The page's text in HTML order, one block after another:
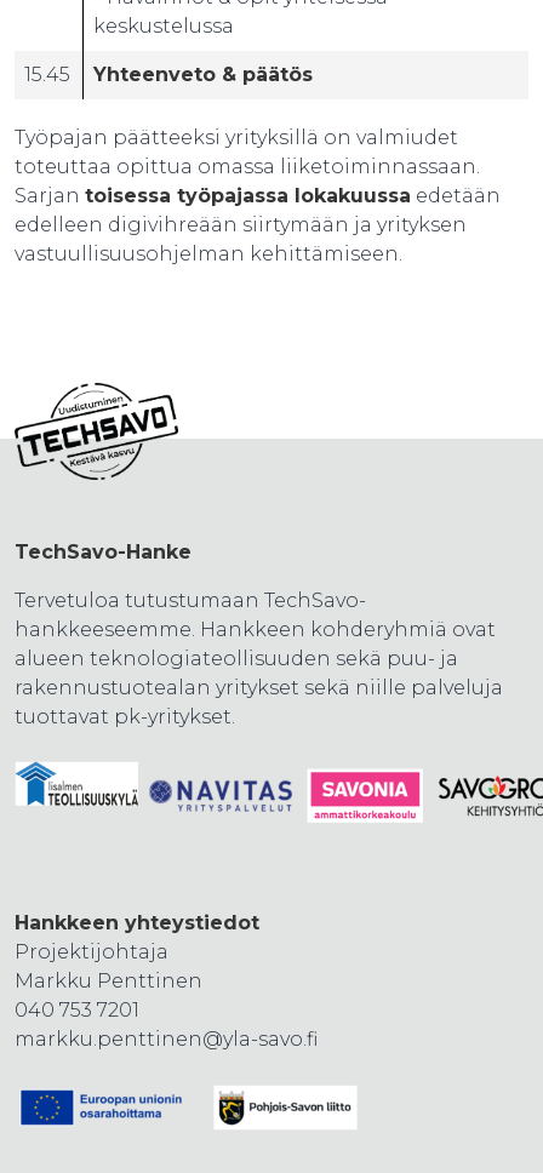
keskustelussa
15.45 Yhteenveto & päätös
Työpajan päätteeksi yrityksillä on valmiudet
toteuttaa opittua omassa liiketoiminnassaan.
Sarjan toisessa työpajassa lokakuussa edetään
edelleen digivihreään siirtymään ja yrityksen
vastuullisuusohjelman kehittämiseen.
TechSavo-Hanke
Tervetuloa tutustumaan TechSavo-
hankkeeseemme. Hankkeen kohderyhmiä ovat
alueen teknologiateollisuuden sekä puu- ja
rakennustuotealan yritykset sekä niille palveluja
tuottavat pk-yritykset.
Hankkeen yhteystiedot
Projektijohtaja
Markku Penttinen
040 753 7201
markku.penttinen@yla-savo.fi